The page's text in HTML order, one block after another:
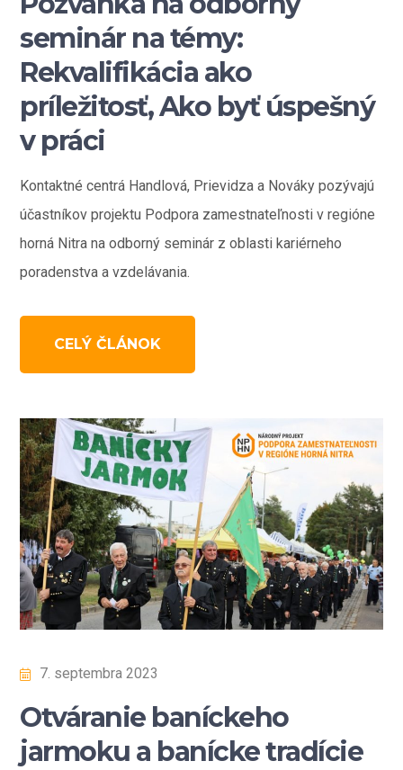
seminár na témy:
Rekvalifikácia ako
príležitosť, Ako byť úspešný
v práci
Kontaktné centrá Handlová, Prievidza a Nováky pozývajú
účastníkov projektu Podpora zamestnateľnosti v regióne
horná Nitra na odborný seminár z oblasti kariérneho
poradenstva a vzdelávania.
CELÝ ČLÁNOK
7. septembra 2023
Otváranie baníckeho
jarmoku a banícke tradície